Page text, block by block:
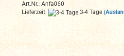
Art.Nr.: Anfa060
Lieferzeit:
3-4 Tage